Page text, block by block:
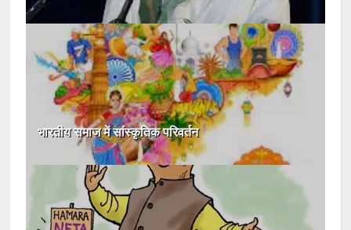
भारतीय समाज में सांस्कृतिक परिवर्तन